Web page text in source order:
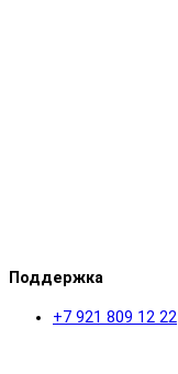
Поддержка
+7 921 809 12 22